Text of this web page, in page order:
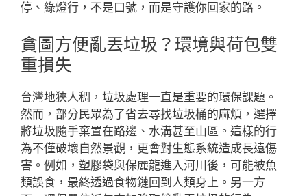
停、綠燈行，不是口號，而是守護你回家的路。
貪圖方便亂丟垃圾？環境與荷包雙
重損失
台灣地狹人稠，垃圾處理一直是重要的環保課題。
然而，部分民眾為了省去尋找垃圾桶的麻煩，選擇
將垃圾隨手棄置在路邊、水溝甚至山區。這樣的行
為不僅破壞自然景觀，更會對生態系統造成長遠傷
害。例如，塑膠袋與保麗龍進入河川後，可能被魚
類誤食，最終透過食物鏈回到人類身上。另一方